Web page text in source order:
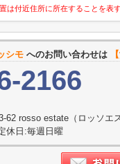
は付近住所に所在することを表
シモ へのお問い合わせは
2166
62 rosso estate（ロッソエ
休日:毎週日曜